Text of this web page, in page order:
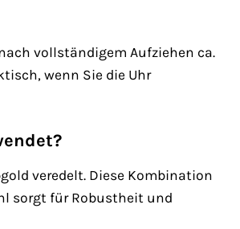
vollständigem Aufziehen ca.
wenn Sie die Uhr
veredelt. Diese Kombination
sorgt für Robustheit und